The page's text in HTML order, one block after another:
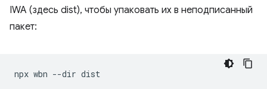
IWA (здесь dist), чтобы упаковать их в неподписанный
пакет:
npx wbn --dir